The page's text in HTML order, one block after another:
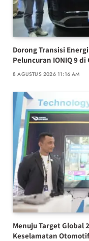
Dorong Transisi
Peluncuran IONIQ 9 di
8 AGUSTUS 2026 11:16 AM
Menuju Target Global
Keselamatan